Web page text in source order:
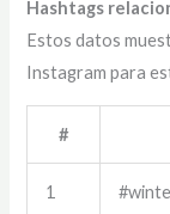
Hashtags
Estos datos
Instagram para
#
1